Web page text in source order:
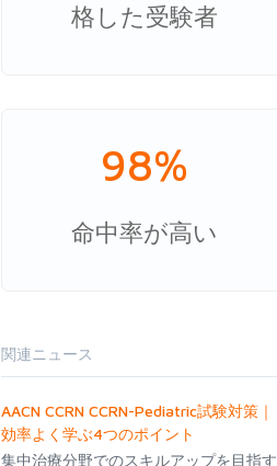
格した受験者
98%
命中率が高い
関連ニュース
AACN CCRN CCRN-Pediatric試験対策｜
効率よく学ぶ4つのポイント
集中治療分野でのスキルアップを目指す